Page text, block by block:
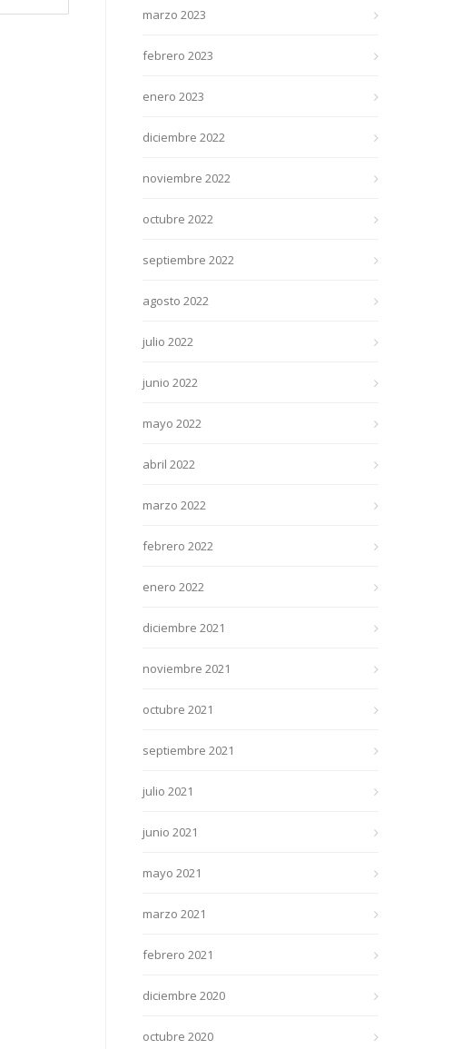
marzo 2023
febrero 2023
enero 2023
diciembre 2022
noviembre 2022
octubre 2022
septiembre 2022
agosto 2022
julio 2022
junio 2022
mayo 2022
abril 2022
marzo 2022
febrero 2022
enero 2022
diciembre 2021
noviembre 2021
octubre 2021
septiembre 2021
julio 2021
junio 2021
mayo 2021
marzo 2021
febrero 2021
diciembre 2020
octubre 2020